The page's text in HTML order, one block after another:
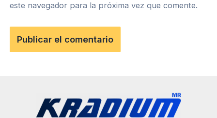
este navegador para la próxima vez que comente.